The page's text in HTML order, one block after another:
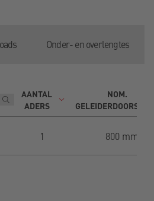
Onder- en overlengtes
AANTAL
ADERS
NOM.
1 800 mm²